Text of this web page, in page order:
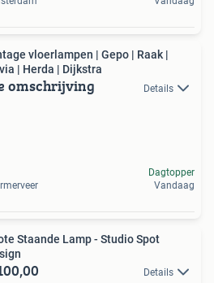
vloerlampen | Gepo | Raak |
| Herda | Dijkstra
omschrijving Details
Dagtopper
Vandaag
Staande Lamp - Studio Spot
Details